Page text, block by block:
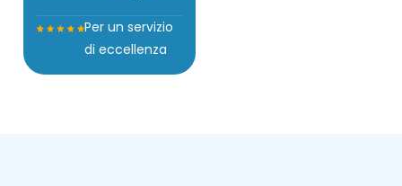
Per un servizio
di eccellenza